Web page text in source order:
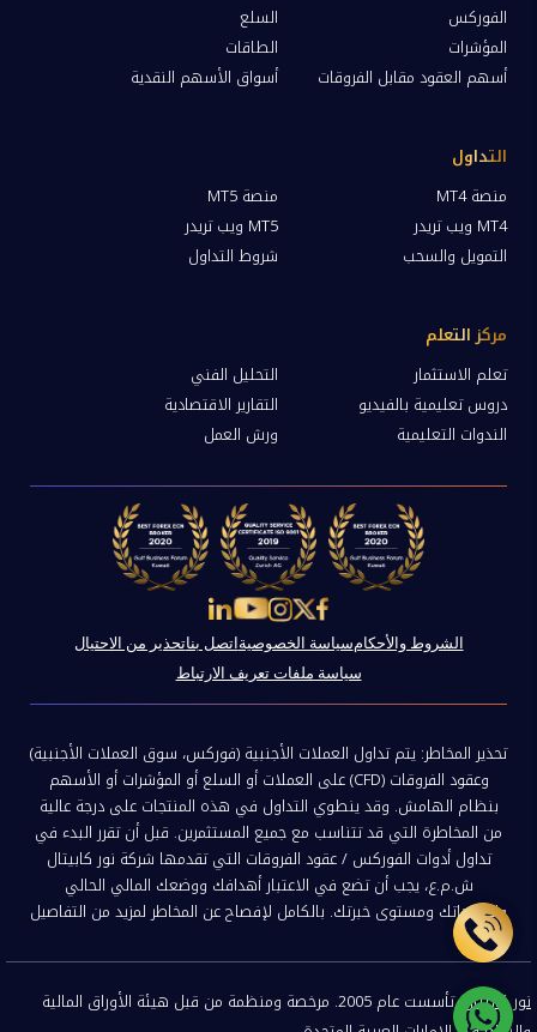
الفوركس
السلع
المؤشرات
الطاقات
أسهم العقود مقابل الفروقات
أسواق الأسهم النقدية
التداول
منصة MT4
منصة MT5
MT4 ويب تريدر
MT5 ويب تريدر
التمويل والسحب
شروط التداول
مركز التعلم
تعلم الاستثمار
التحليل الفني
دروس تعليمية بالفيديو
التقارير الاقتصادية
الندوات التعليمية
ورش العمل
الشروط والأحكامسياسة الخصوصية اتصل بناتحذير من الاحتيال
سياسة ملفات تعريف الارتباط
تحذير المخاطر: يتم تداول العملات الأجنبية (فوركس، سوق العملات الأجنبية)
وعقود الفروقات (CFD) على العملات أو السلع أو المؤشرات أو الأسهم
بنظام الهامش. وقد ينطوي التداول في هذه المنتجات على درجة عالية
من المخاطرة التي قد تتناسب مع جميع المستثمرين. قبل أن تقرر البدء في
تداول أدوات الفوركس / عقود الفروقات التي تقدمها شركة نور كابيتال
ش.م.ع، يجب أن تضع في الاعتبار أهدافك ووضعك المالي الحالي
واحتياجاتك ومستوى خبرتك. بالكامل لإفصاح عن المخاطر لمزيد من التفاصيل
نور كابيتال
، تأسست عام 2005. مرخصة ومنظمة من قبل هيئة الأوراق المالية